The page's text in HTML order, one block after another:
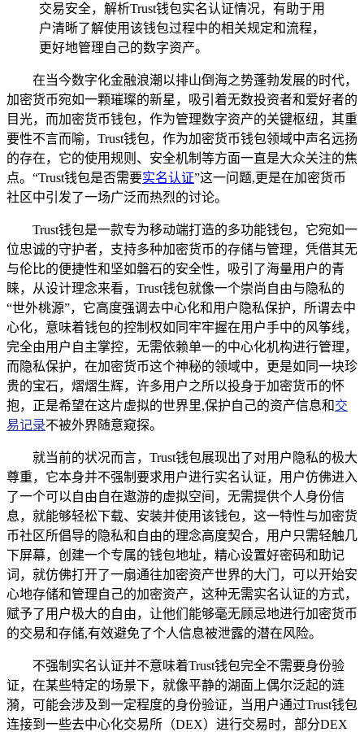
交易安全，解析Trust钱包实名认证情况，有助于用
户清晰了解使用该钱包过程中的相关规定和流程，
更好地管理自己的数字资产。
在当今数字化金融浪潮以排山倒海之势蓬勃发展的时代，
加密货币宛如一颗璀璨的新星，吸引着无数投资者和爱好者的
目光，而加密货币钱包，作为管理数字资产的关键枢纽，其重
要性不言而喻，Trust钱包，作为加密货币钱包领域中声名远扬
的存在，它的使用规则、安全机制等方面一直是大众关注的焦
点。“Trust钱包是否需要实名认证”这一问题,更是在加密货币
社区中引发了一场广泛而热烈的讨论。
Trust钱包是一款专为移动端打造的多功能钱包，它宛如一
位忠诚的守护者，支持多种加密货币的存储与管理，凭借其无
与伦比的便捷性和坚如磐石的安全性，吸引了海量用户的青
睐，从设计理念来看，Trust钱包就像一个崇尚自由与隐私的
“世外桃源”，它高度强调去中心化和用户隐私保护，所谓去中
心化，意味着钱包的控制权如同牢牢握在用户手中的风筝线，
完全由用户自主掌控，无需依赖单一的中心化机构进行管理，
而隐私保护，在加密货币这个神秘的领域中，更是如同一块珍
贵的宝石，熠熠生辉，许多用户之所以投身于加密货币的怀
抱，正是希望在这片虚拟的世界里,保护自己的资产信息和交
易记录不被外界随意窥探。
就当前的状况而言，Trust钱包展现出了对用户隐私的极大
尊重，它本身并不强制要求用户进行实名认证，用户仿佛进入
了一个可以自由自在遨游的虚拟空间，无需提供个人身份信
息，就能够轻松下载、安装并使用该钱包，这一特性与加密货
币社区所倡导的隐私和自由的理念高度契合，用户只需轻触几
下屏幕，创建一个专属的钱包地址，精心设置好密码和助记
词，就仿佛打开了一扇通往加密资产世界的大门，可以开始安
心地存储和管理自己的加密资产，这种无需实名认证的方式，
赋予了用户极大的自由，让他们能够毫无顾忌地进行加密货币
的交易和存储,有效避免了个人信息被泄露的潜在风险。
不强制实名认证并不意味着Trust钱包完全不需要身份验
证，在某些特定的场景下，就像平静的湖面上偶尔泛起的涟
漪，可能会涉及到一定程度的身份验证，当用户通过Trust钱包
连接到一些去中心化交易所（DEX）进行交易时，部分DEX